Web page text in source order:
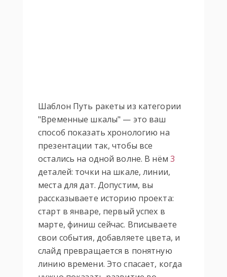
Шаблон Путь ракеты из категории
"Временные шкалы" — это ваш
способ показать хронологию на
презентации так, чтобы все
остались на одной волне. В нём 3
деталей: точки на шкале, линии,
места для дат. Допустим, вы
рассказываете историю проекта:
старт в январе, первый успех в
марте, финиш сейчас. Вписываете
свои события, добавляете цвета, и
слайд превращается в понятную
линию времени. Это спасает, когда